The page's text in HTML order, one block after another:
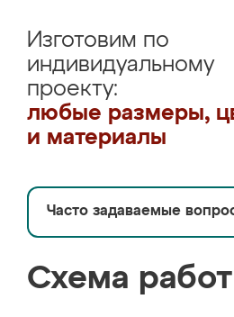
Изготовим по
индивидуальному
проекту:
любые размеры,
и материалы
Часто задаваемые
Схема